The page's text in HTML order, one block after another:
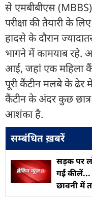
से एमबीबीएस
परीक्षा की तैयारी के
हादसे के दौरान
भागने में कामयाब रहे.
आई, जहां एक महिला
पूरी कैंटीन मलबे के ढेर
कैंटीन के अंदर कुछ
आशंका है.
सम्बंधित ख़बरें
सड़क पर
गईं कीलें...
छावनी में